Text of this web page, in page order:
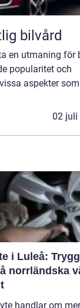
bilvård
en utmaning för
popularitet och
aspekter
02 juli
i Luleå:
norrländska
handlar om